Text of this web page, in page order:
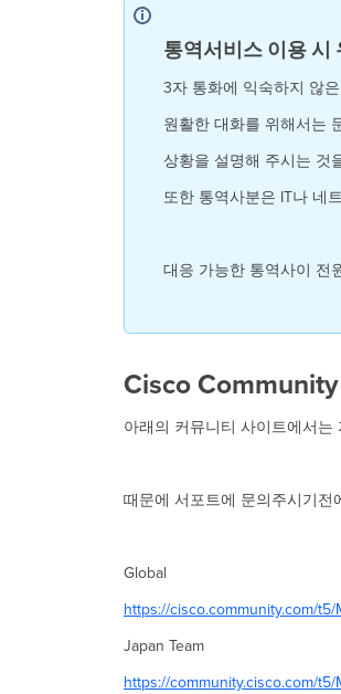
통역서비스 이용 시
3자 통화에 익숙하지 않
원활한 대화를 위해서는
상황을 설명해 주시는 것
또한 통역사분은 IT나 네
대응 가능한 통역사이 전
Cisco Community
아래의 커뮤니티 사이트에서
때문에 서포트에 문의주시기전
Global
https://cisco.community.com/
Japan Team
https://community.cisco.com/